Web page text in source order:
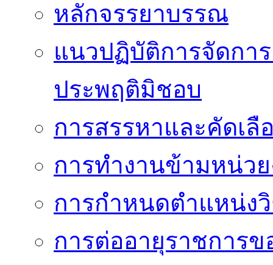
หลักจรรยาบรรณ
แนวปฏิบัติการจัดการ
ประพฤติมิชอบ
การสรรหาและคัดเลื
การทำงานข้ามหน่ว
การกำหนดตำแหน่ง
การต่ออายุราชการ